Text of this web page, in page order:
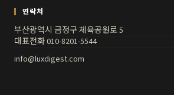
연락처
부산광역시 금정구 체육공원로 5
대표전화 010-8201-5544
info@luxdigest.com